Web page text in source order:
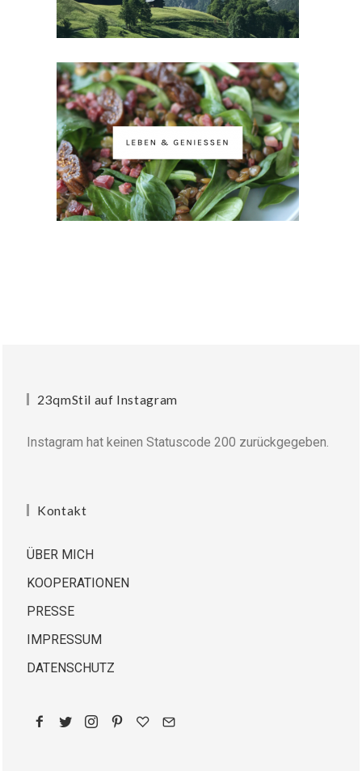
23qmStil auf Instagram
Instagram hat keinen Statuscode 200 zurückgegeben.
Kontakt
ÜBER MICH
KOOPERATIONEN
PRESSE
IMPRESSUM
DATENSCHUTZ